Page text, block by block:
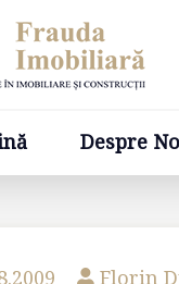
Despre
Despre Noi
Florin